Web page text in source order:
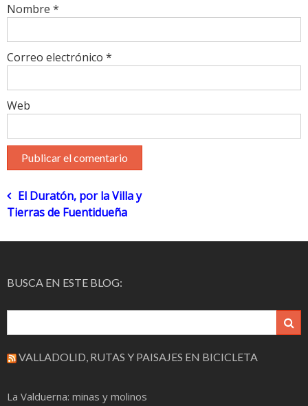
Nombre *
Correo electrónico *
Web
Navegación
El Duratón, por la Villa y
Tierras de Fuentidueña
BUSCA EN ESTE BLOG:
VALLADOLID, RUTAS Y PAISAJES EN BICICLETA
La Valduerna: minas y molinos